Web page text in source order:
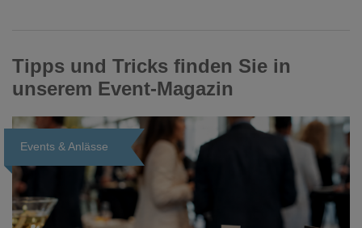
Tipps und Tricks finden Sie in
unserem Event-Magazin
Events & Anlässe